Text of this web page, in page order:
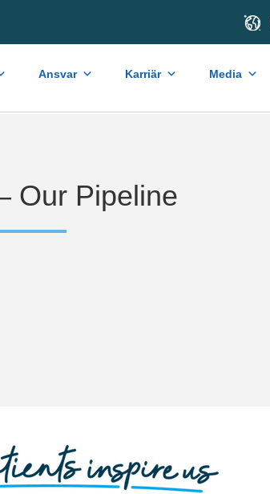
Ansvar Karriär Media
Our Pipeline